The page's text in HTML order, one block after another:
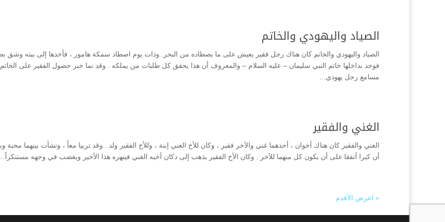
الصياد واليهودي والخاتم
الصياد واليهودي والخاتم كان هناك رجل فقير يعيش على ما يصطاده من البحر. وذات يوم اصطاد سمكة هامور ، فأخذها إلى بيته وشق
فوجد بداخلها خاتم النبي سليمان – عليه السلام – والمعروف أن هذا يحقق كل طلبات من يملكه . وقد نما خبر حصول الفقير على
مسامع رجل يهودي...
الغني والفقير
الغني والفقير كان هناك أخوان ، أحدهما غني والآخر فقير ، وكان للأخ الغني إبنة ، وللأخ الفقير ولد . وقد تربيا معاً ، ونشأت بينهما محبة
أن كبرا أتفقا على أن يكون كل منهما للآخر . وكان الأخ الفقير يذهب إلى دكان أخيه الغني فينهره هذا الأخير ويغضب في وجهه مستنكراً...
« اعرض الأقدم